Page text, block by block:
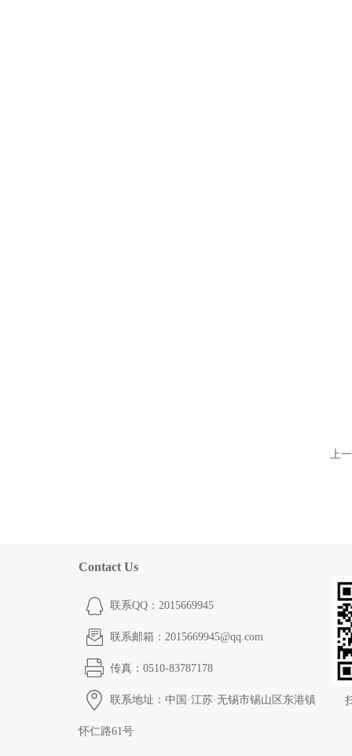
上
Contact Us
联系QQ：2015669945
联系邮箱：2015669945@qq.com
传真：0510-83787178
联系地址：中国·江苏·无锡市锡山区东港镇
怀仁路61号